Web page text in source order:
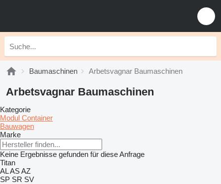
Baumaschinen Arbetsvagnar Baumaschinen
Arbetsvagnar Baumaschinen
Kategorie
Modul Container
Bauwagen
Marke
Keine Ergebnisse gefunden für diese Anfrage
Titan
ALASAZ
SP SR SV